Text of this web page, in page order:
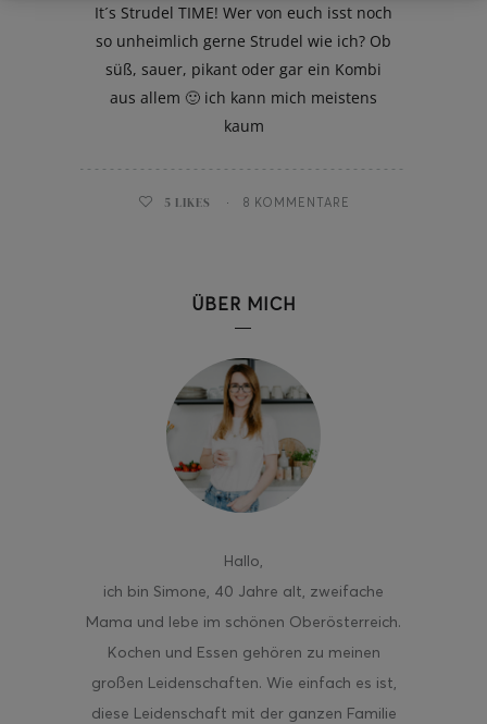
It´s Strudel TIME! Wer von euch isst noch
so unheimlich gerne Strudel wie ich? Ob
süß, sauer, pikant oder gar ein Kombi
aus allem 🙂 ich kann mich meistens
kaum
5 LIKES 8 KOMMENTARE
ÜBER MICH
Hallo,
ich bin Simone, 40 Jahre alt, zweifache
Mama und lebe im schönen Oberösterreich.
Kochen und Essen gehören zu meinen
großen Leidenschaften. Wie einfach es ist,
diese Leidenschaft mit der ganzen Familie